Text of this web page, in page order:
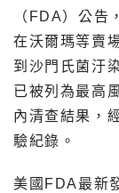
（FDA）公
在沃爾瑪等賣
到沙門氏菌汙
已被列為最高
內清查結果，
驗紀錄。
美國FDA最新